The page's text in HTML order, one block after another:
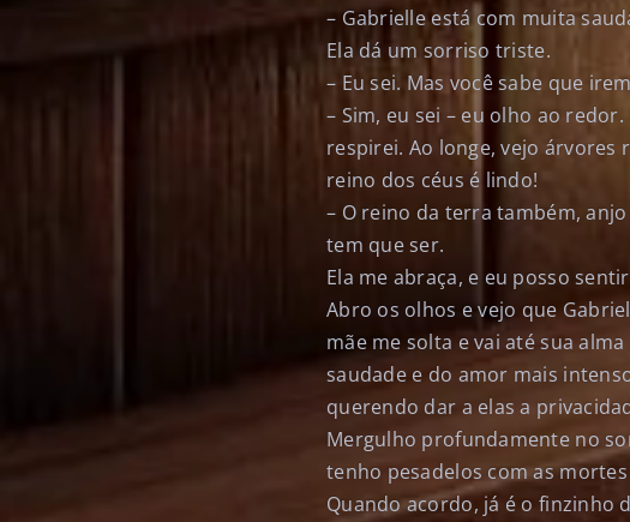
– Gabrielle está com muita
Ela dá um sorriso triste.
– Eu sei. Mas você sabe que
– Sim, eu sei – eu olho ao
respirei. Ao longe, vejo árvores
reino dos céus é lindo!
– O reino da terra também,
tem que ser.
Ela me abraça, e eu posso
Abro os olhos e vejo que
mãe me solta e vai até sua
saudade e do amor mais
querendo dar a elas a
Mergulho profundamente no
tenho pesadelos com as
Quando acordo, já é o finzinho